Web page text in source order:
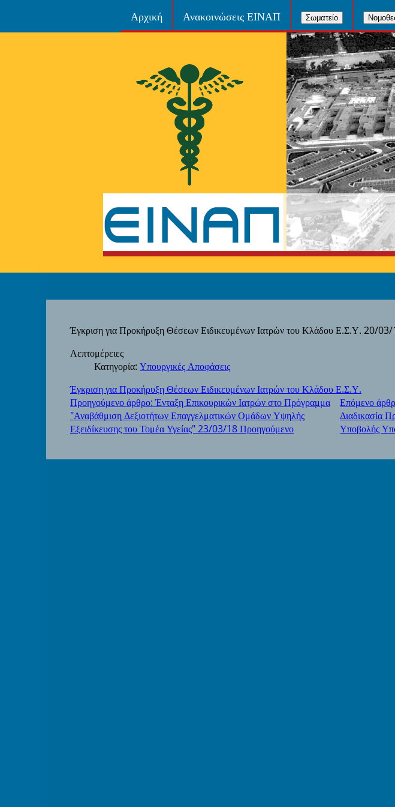
Αρχική Ανακοινώσεις ΕΙΝΑΠ Σωματείο
Έγκριση για Προκήρυξη Θέσεων Ειδικευμένων Ιατρών του Κλάδου Ε.Σ.Υ. 20/
Λεπτομέρειες
Κατηγορία: Υπουργικές Αποφάσεις
Έγκριση για Προκήρυξη Θέσεων Ειδικευμένων Ιατρών του Κλάδου Ε.Σ.Υ.
Προηγούμενο άρθρο: Ένταξη Επικουρικών Ιατρών στο Πρόγραμμα
"Αναβάθμιση Δεξιοτήτων Επαγγελματικών Ομάδων Υψηλής
Εξειδίκευσης του Τομέα Υγείας" 23/03/18Προηγούμενο
Επόμενο
Διαδικασία
Υποβολής